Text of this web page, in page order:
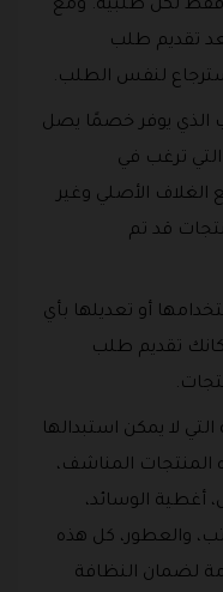
فقط لكل طلبية. ومع
تقديم طلب
لنفس الطلب.
الذي يوفر خصمًا يصل
التي ترغب في
الغلاف الأصلي وغير
قد تم
أو تعديلها بأي
تقديم طلب
لا يمكن استبدالها
المنتجات المناشف،
أغطية الوسائد،
والعطور، كل هذه
لضمان النظافة